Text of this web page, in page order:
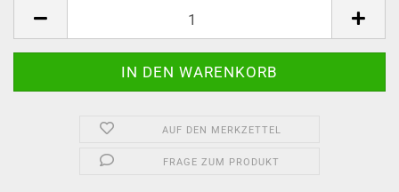
AUF DEN MERKZETTEL
FRAGE ZUM PRODUKT